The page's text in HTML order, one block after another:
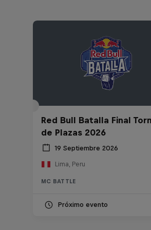
Red Bull Batalla Final
de Plazas 2026
19 Septiembre 2026
Lima, Peru
MC BATTLE
Próximo evento